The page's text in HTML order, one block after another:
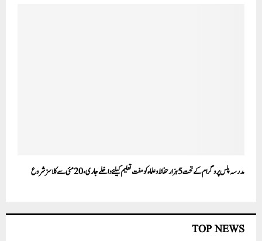
مدرسہ پلس پروگرام کے تحت 5ہزار حفاظ و علماء کو مفت تعلیم کیلئے داخلے جاری، 20مئی سے کلاسز شروع
TOP NEWS